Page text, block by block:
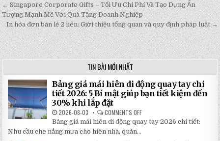
Post
navigation
← Singapore Corporate Gifts – Tối Ưu Chi Phí Và Tạo Dựng Ấn
Tượng Mạnh Mẽ Với Quà Tặng Doanh Nghiệp
In hóa đơn bán lẻ 2 liên: Giới thiệu tổng quan và quy định pháp luật →
TIN BÀI MỚI NHẤT
Bảng giá mái hiên di động quay tay chi
tiết 2026: 5 Bí mật giúp bạn tiết kiệm đến
30% khi lắp đặt
2026-08-03 COMMENTS OFF
BẢNG
GIÁ
Bảng giá mái hiên di động quay tay 2026 chi tiết:
Nhu cầu che nắng mưa cho hiên nhà, quán...